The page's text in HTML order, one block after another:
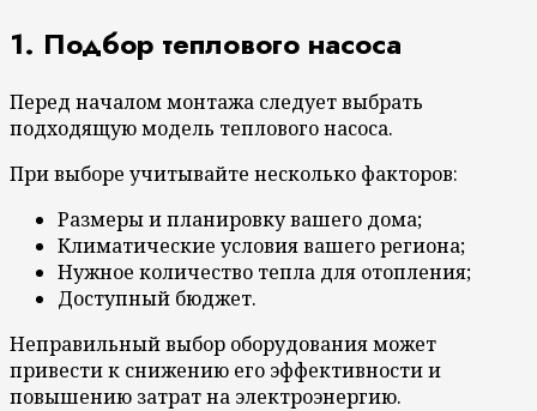
1. Подбор теплового насоса
Перед началом монтажа следует выбрать
подходящую модель теплового насоса.
При выборе учитывайте несколько факторов:
Размеры и планировку вашего дома;
Климатические условия вашего региона;
Нужное количество тепла для отопления;
Доступный бюджет.
Неправильный выбор оборудования может
привести к снижению его эффективности и
повышению затрат на электроэнергию.